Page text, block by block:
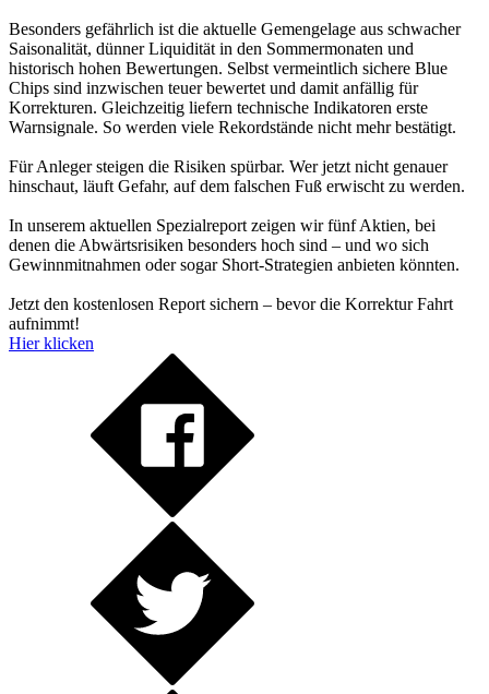
Besonders gefährlich ist die aktuelle Gemengelage aus schwacher
Saisonalität, dünner Liquidität in den Sommermonaten und
historisch hohen Bewertungen. Selbst vermeintlich sichere Blue
Chips sind inzwischen teuer bewertet und damit anfällig für
Korrekturen. Gleichzeitig liefern technische Indikatoren erste
Warnsignale. So werden viele Rekordstände nicht mehr bestätigt.
Für Anleger steigen die Risiken spürbar. Wer jetzt nicht genauer
hinschaut, läuft Gefahr, auf dem falschen Fuß erwischt zu werden.
In unserem aktuellen Spezialreport zeigen wir fünf Aktien, bei
denen die Abwärtsrisiken besonders hoch sind – und wo sich
Gewinnmitnahmen oder sogar Short-Strategien anbieten könnten.
Jetzt den kostenlosen Report sichern – bevor die Korrektur Fahrt
aufnimmt!
Hier klicken